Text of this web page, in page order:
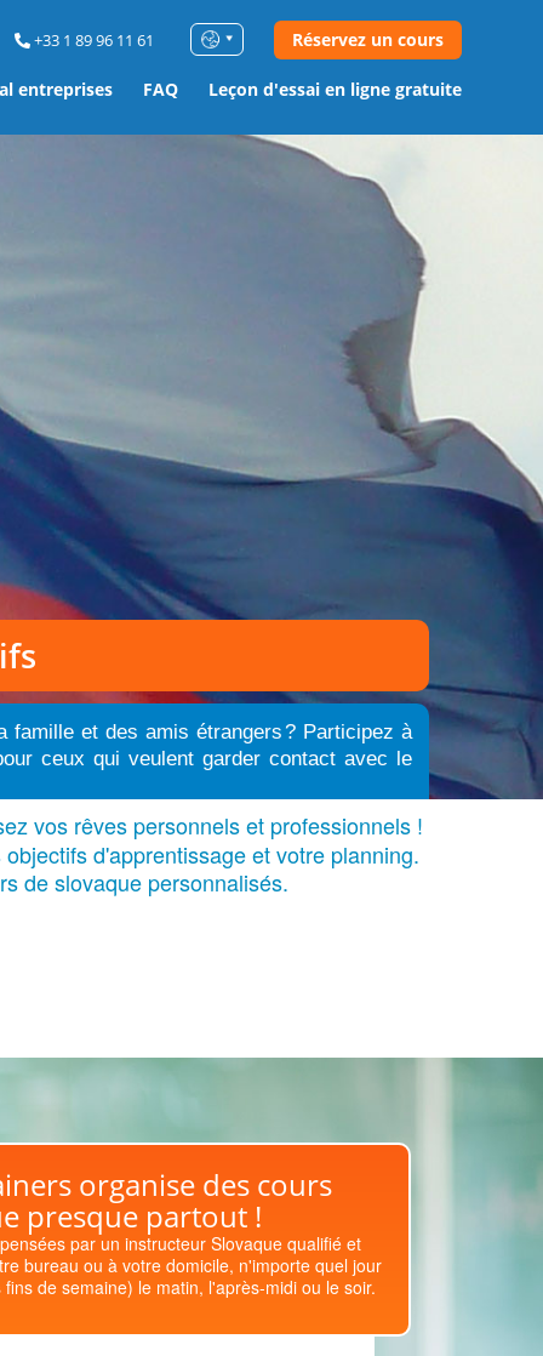
entreprises FAQ Leçon d'essai en ligne gratuite
+33 1 89 96 11 61 Réservez un cours
famille et des amis étrangers?Participez à
ceux qui veulent garder contact avec le
vos rêves personnels et professionnels !
d'apprentissage et votre planning.
de slovaque personnalisés.
organise des cours
presque partout !
par un instructeur Slovaque qualifié et
bureau ou à votre domicile, n'importe quel jour
de semaine) le matin, l'après-midi ou le soir.